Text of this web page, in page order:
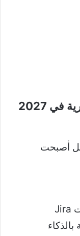
2027
بل أصبحت
مثل إصدارات Jira